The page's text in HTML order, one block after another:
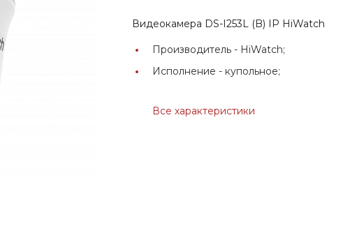
Видеокамера DS-I253L (B) IP HiWatch
Производитель - HiWatch;
Исполнение - купольное;
Все характеристики